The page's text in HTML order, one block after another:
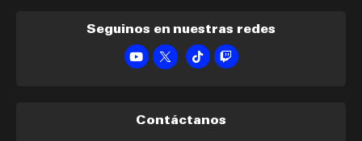
Seguinos en nuestras redes
Contáctanos